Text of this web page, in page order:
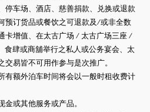
停车场、酒店、慈善捐款、兑换或退款
预订货品或餐饮之可退款及/或非全数
卡增值、在太古广场 / 太古广场三座 /
食肆或商舖举行之私人或公务宴会、太
易皆不可用作参与是次推广。
有额外泊车时间将会以一般时租收费计
或其他服务或产品。